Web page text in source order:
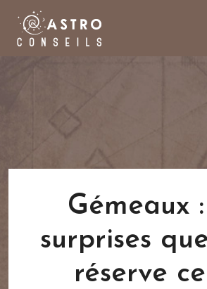
Gémeaux
surprises
réserve